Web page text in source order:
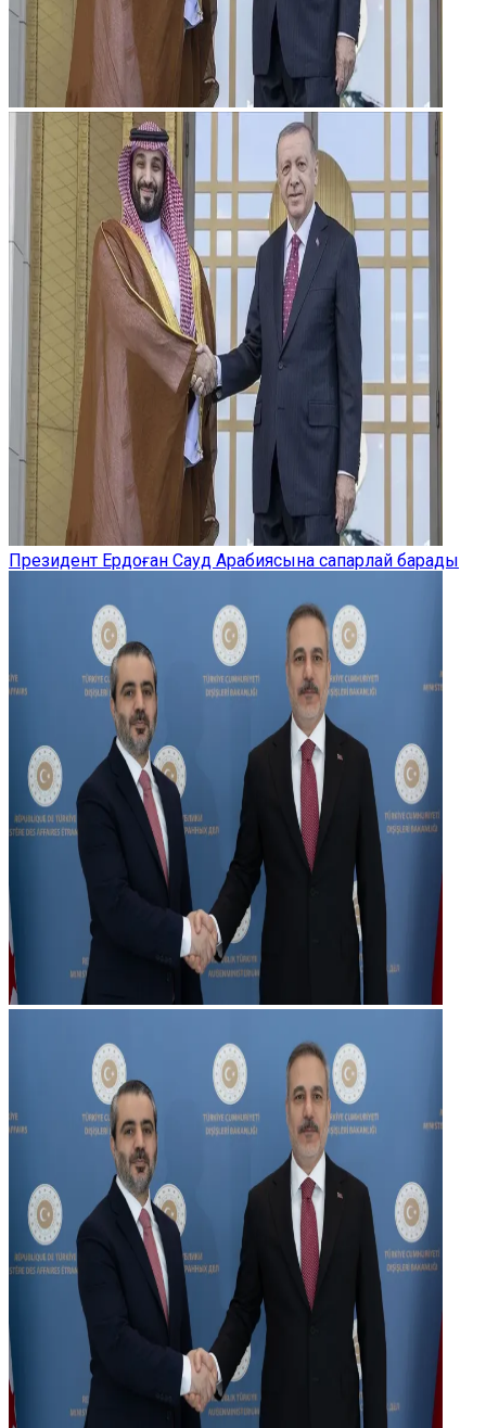
Президент Ердоған Сауд Арабиясына сапарлай барады